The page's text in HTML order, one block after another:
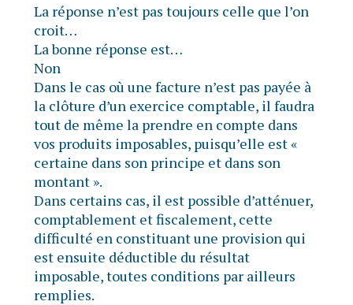
La réponse n’est pas toujours celle que l’on
croit…
La bonne réponse est…
Non
Dans le cas où une facture n’est pas payée à
la clôture d’un exercice comptable, il faudra
tout de même la prendre en compte dans
vos produits imposables, puisqu’elle est «
certaine dans son principe et dans son
montant ».
Dans certains cas, il est possible d’atténuer,
comptablement et fiscalement, cette
difficulté en constituant une provision qui
est ensuite déductible du résultat
imposable, toutes conditions par ailleurs
remplies.